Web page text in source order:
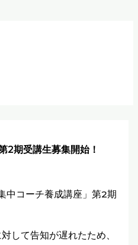
2期受講生募集開始！
中コーチ養成講座」第2期
して告知が遅れたため、